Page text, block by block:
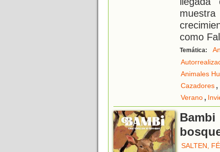
como
Temática:
Animales
Cazadores,
Verano,
SALTEN,